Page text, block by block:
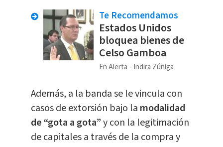
Te Recomendamos
Estados Unidos
bloquea bienes de
Celso Gamboa
En Alerta Indira Zúñiga
Además, a la banda se le vincula con
casos de extorsión bajo la modalidad
de “gota a gota”y con la legitimación
de capitales a través de la compra y